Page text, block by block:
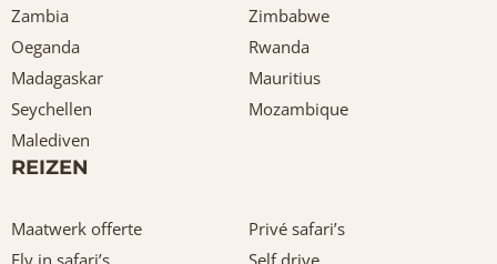
Zambia
Zimbabwe
Oeganda
Rwanda
Madagaskar
Mauritius
Seychellen
Mozambique
Malediven
REIZEN
Maatwerk offerte
Privé safari’s